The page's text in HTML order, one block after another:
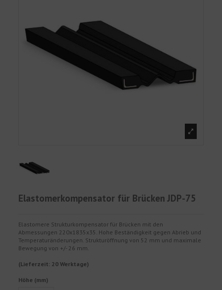
Elastomerkompensator für Brücken JDP-75
Elastomere Strukturkompensator für Brücken mit den
Abmessungen 220x1835x35. Hohe Beständigkeit gegen Abrieb und
Temperaturänderungen. Strukturöffnung von 52 mm und maximale
Bewegung von +/- 26 mm.
(Lieferzeit: 20 Werktage)
Höhe (mm)